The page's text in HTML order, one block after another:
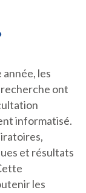
les
ont
informatisé.
et résultats
les